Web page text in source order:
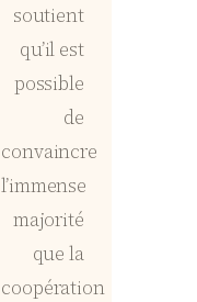
soutient
qu’il est
possible
de
convaincre
l’immense
majorité
que la
coopération